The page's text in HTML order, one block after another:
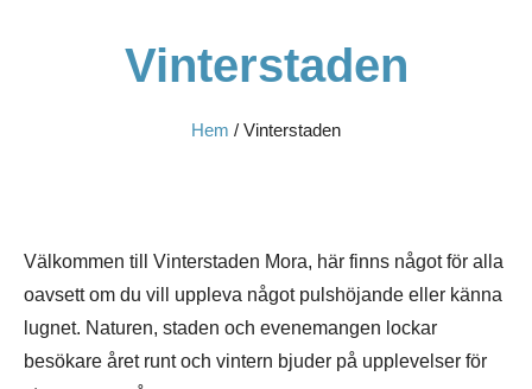
Vinterstaden
Hem / Vinterstaden
Välkommen till Vinterstaden Mora, här finns något för alla
oavsett om du vill uppleva något pulshöjande eller känna
lugnet. Naturen, staden och evenemangen lockar
besökare året runt och vintern bjuder på upplevelser för